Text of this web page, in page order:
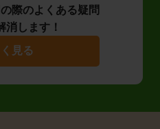
際のよくある疑問
消します！
見る